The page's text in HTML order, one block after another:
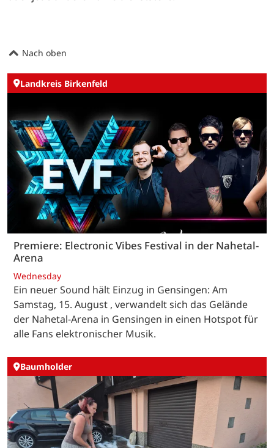
Nach oben
Landkreis Birkenfeld
Premiere: Electronic Vibes Festival in der Nahetal-
Arena
Wednesday
Ein neuer Sound hält Einzug in Gensingen: Am
Samstag, 15. August , verwandelt sich das Gelände
der Nahetal-Arena in Gensingen in einen Hotspot für
alle Fans elektronischer Musik.
Baumholder